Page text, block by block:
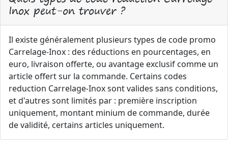
Inox peut-on trouver ?
Il existe généralement plusieurs types de code promo
Carrelage-Inox : des réductions en pourcentages, en
euro, livraison offerte, ou avantage exclusif comme un
article offert sur la commande. Certains codes
reduction Carrelage-Inox sont valides sans conditions,
et d'autres sont limités par : première inscription
uniquement, montant minium de commande, durée
de validité, certains articles uniquement.